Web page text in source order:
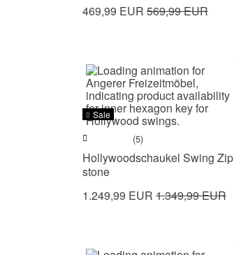
469,99 EUR 569,99 EUR
Sale
(5)
Hollywoodschaukel Swing Zip
stone
1.249,99 EUR 1.349,99 EUR